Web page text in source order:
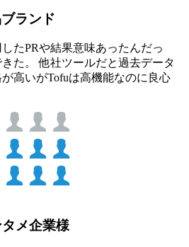
ランド
たPRや結果意味あったんだっ
た。 他社ツールだと過去データ
高いがTofuは高機能なのに良心
メ企業様